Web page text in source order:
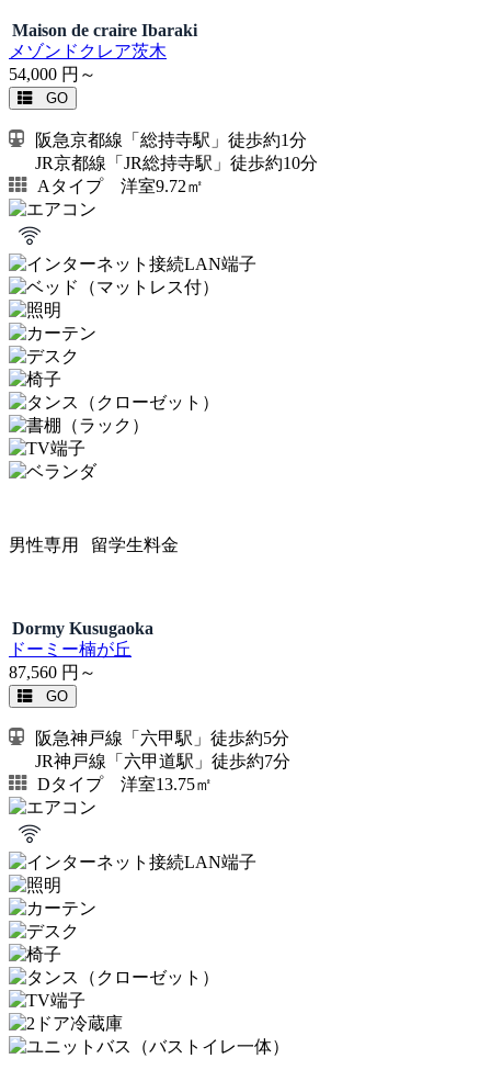
Maison de craire Ibaraki
メゾンドクレア茨木
54,000 円～
GO
阪急京都線「総持寺駅」徒歩約1分
JR京都線「JR総持寺駅」徒歩約10分
Aタイプ 洋室9.72㎡
男性専用 留学生料金
Dormy Kusugaoka
ドーミー楠が丘
87,560 円～
GO
阪急神戸線「六甲駅」徒歩約5分
JR神戸線「六甲道駅」徒歩約7分
Dタイプ 洋室13.75㎡